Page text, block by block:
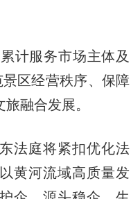
服务市场主体及
区经营秩序、保障
融合发展。
庭将紧扣优化法
黄河流域高质量发